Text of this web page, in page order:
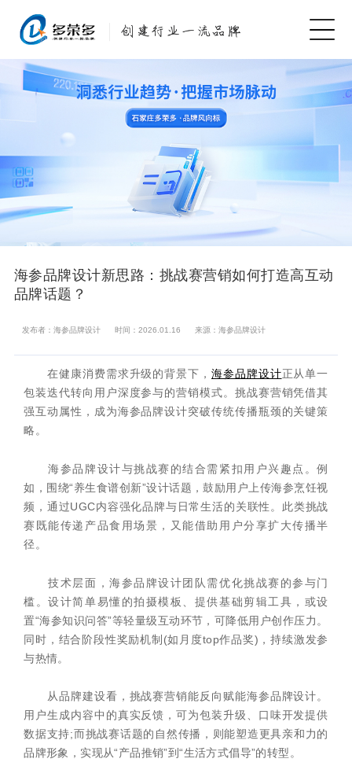
海参品牌设计新思路：挑战赛营销如何打造高互动
品牌话题？
发布者：海参品牌设计 时间：2026.01.16 来源：海参品牌设计
在健康消费需求升级的背景下，海参品牌设计正从单一
包装迭代转向用户深度参与的营销模式。挑战赛营销凭借其
强互动属性，成为海参品牌设计突破传统传播瓶颈的关键策
略。
海参品牌设计与挑战赛的结合需紧扣用户兴趣点。例
如，围绕“养生食谱创新”设计话题，鼓励用户上传海参烹饪视
频，通过UGC内容强化品牌与日常生活的关联性。此类挑战
赛既能传递产品食用场景，又能借助用户分享扩大传播半
径。
技术层面，海参品牌设计团队需优化挑战赛的参与门
槛。设计简单易懂的拍摄模板、提供基础剪辑工具，或设
置“海参知识问答”等轻量级互动环节，可降低用户创作压力。
同时，结合阶段性奖励机制(如月度top作品奖)，持续激发参
与热情。
从品牌建设看，挑战赛营销能反向赋能海参品牌设计。
用户生成内容中的真实反馈，可为包装升级、口味开发提供
数据支持;而挑战赛话题的自然传播，则能塑造更具亲和力的
品牌形象，实现从“产品推销”到“生活方式倡导”的转型。